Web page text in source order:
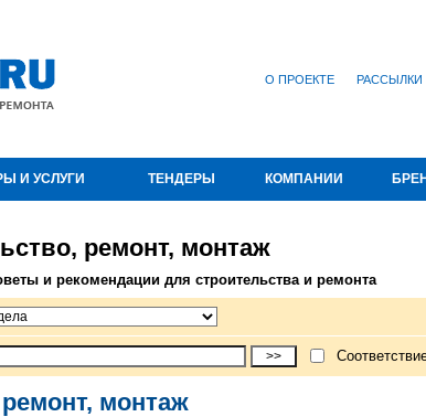
О ПРОЕКТЕ РАССЫЛКИ
И УСЛУГИ ТЕНДЕРЫ КОМПАНИИ
ремонт, монтаж
и рекомендации для строительства и ремонта
монтаж